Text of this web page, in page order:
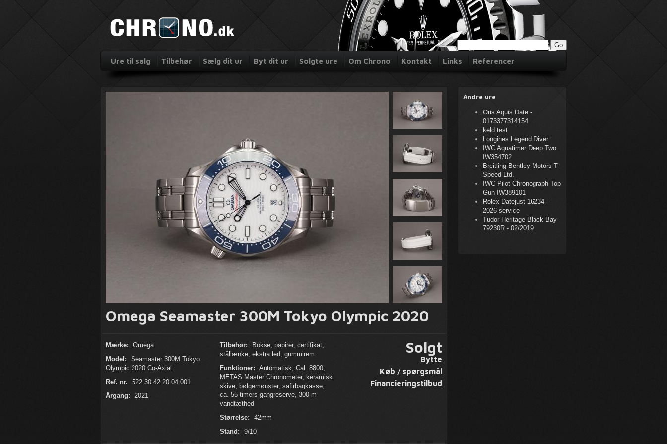
Ure til salg Tilbehør Sælg dit ur Byt dit ur Solgte ure Om Chrono Kontakt Links Referencer
Omega Seamaster 300M Tokyo Olympic 2020
Mærke:
Omega
Model:
Seamaster 300M Tokyo
Olympic 2020 Co-Axial
Ref. nr.
522.30.42.20.04.001
Årgang:
2021
Tilbehør:
Bokse, papirer, certifikat,
stållænke, ekstra led, gummirem.
Funktioner: Automatisk, Cal. 8800,
METAS Master Chronometer, keramisk
skive, bølgemønster, safirbagkasse,
ca. 55 timers gangreserve, 300 m
vandtæthed
Størrelse:
42mm
Stand:
9/10
Solgt
Bytte
Køb / spørgsmål
Financieringstilbud
Andre ure
Oris Aquis Date -
0173377314154
keld test
Longines Legend Diver
IWC Aquatimer Deep Two
IW354702
Breitling Bentley Motors T
Speed Ltd.
IWC Pilot Chronograph Top
Gun IW389101
Rolex Datejust 16234 -
2026 service
Tudor Heritage Black Bay
79230R - 02/2019